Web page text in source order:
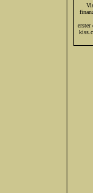
erster